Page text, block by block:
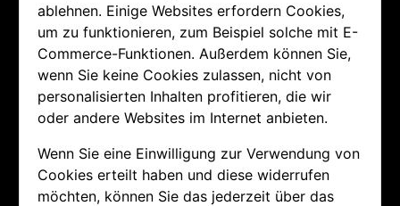
ablehnen. Einige Websites erfordern Cookies,
um zu funktionieren, zum Beispiel solche mit E-
Commerce-Funktionen. Außerdem können Sie,
wenn Sie keine Cookies zulassen, nicht von
personalisierten Inhalten profitieren, die wir
oder andere Websites im Internet anbieten.
Wenn Sie eine Einwilligung zur Verwendung von
Cookies erteilt haben und diese widerrufen
möchten, können Sie das jederzeit über das